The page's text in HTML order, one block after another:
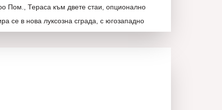
Пом., Тераса към двете стаи, опционално
се в нова луксозна сграда, с югозападно